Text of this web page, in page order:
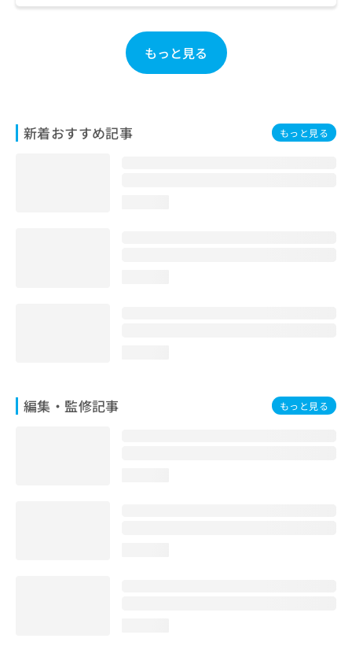
もっと見る
新着おすすめ記事 もっと見る
編集・監修記事 もっと見る
お
ち